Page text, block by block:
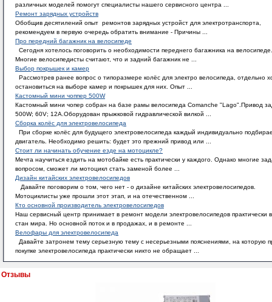
различных моделей помогут специалисты нашего сервисного центра ...
Ремонт зарядных устройств
Обобщив десятилений опыт ремонтов зарядных устройст для электротранспорта,
рекомендуем в первую очередь обратить внимание - Причины ...
Про передний багажник на велосипеде
Сегодня хотелось поговорить о необходимости переднего багажника на велосипеде.
Многие велосипедисты считают, что и задний багажник не ...
Выбор покрышек и камер
Рассмотрев ранее вопрос о типоразмере колёс для электро велосипеда, отдельно
остановиться на выборе камер и покрышек для них. Опыт ...
Кастомный мини чоппер 500W
Кастомный мини чопер собран на базе рамы велосипеда Comanche "Lago".Привод
500W; 60V; 12A.Оборудован прыжковой гидравлической вилкой ...
Сборка колёс для электровелосипеда
При сборке колёс для будущего электровелосипеда каждый индивидуально
двигатель. Необходимо решить: будет это прежний привод или ...
Стоит ли начинать обучение езде на мотоцикле?
Мечта научиться ездить на мотобайке есть практически у каждого. Однако многие
вопросом, сможет ли мотоцикл стать заменой более ...
Дизайн китайских электровелосипедов
Давайте поговорим о том, чего нет - о дизайне китайских электровелосипедов.
Мотоциклисты уже прошли этот этап, и на отечественном ...
Кто основной производитель электровелосипедов
Наш сервисный центр принимает в ремонт модели электровелосипедов практически
стан мира. Но основной поток и в продажах, и в ремонте ...
Велофары для электровелосипеда
Давайте затронем тему серьезную тему с несерьезными пояснениями, на которую
покупке электровелосипеда практически никто не обращает ...
Отзывы